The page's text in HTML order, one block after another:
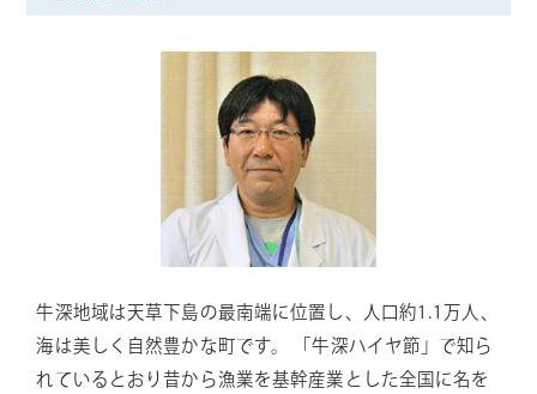
牛深地域は天草下島の最南端に位置し、人口約1.1万人、
海は美しく自然豊かな町です。 「牛深ハイヤ節」で知ら
れているとおり昔から漁業を基幹産業とした全国に名を